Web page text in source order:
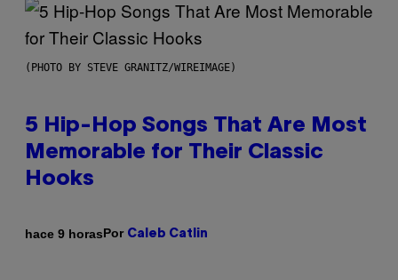
(PHOTO BY STEVE GRANITZ/WIREIMAGE)
5 Hip-Hop Songs That Are Most
Memorable for Their Classic
Hooks
hace 9 horasPor Caleb Catlin